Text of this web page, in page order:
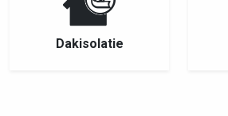
Dakisolatie